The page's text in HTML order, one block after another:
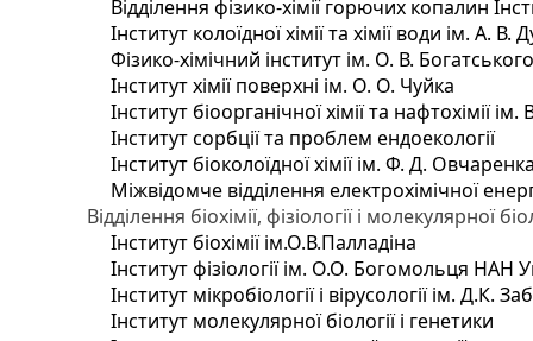
Відділення фізико-хімії горючих копалин
Інститут колоїдної хімії та хімії води ім. А.
Фізико-хімічний інститут ім. О. В.
Інститут хімії поверхні ім. О. О. Чуйка
Інститут біоорганічної хімії та нафтохімії
Інститут сорбції та проблем ендоекології
Інститут біоколоїдної хімії ім. Ф. Д.
Міжвідомче відділення електрохімічної
Відділення біохімії, фізіології і молекулярної
Інститут біохімії ім.О.В.Палладіна
Інститут фізіології ім. О.О. Богомольця НАН
Інститут мікробіології і вірусології ім. Д.К.
Інститут молекулярної біології і генетики